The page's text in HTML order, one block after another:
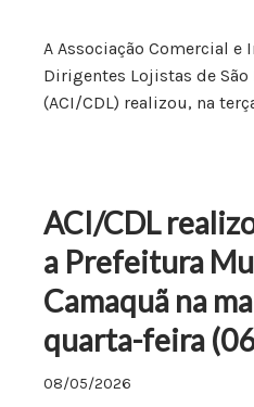
A Associação Comercial e
Dirigentes Lojistas de São
(ACI/CDL) realizou, na
ACI/CDL
a Prefeitura
Camaquã na
quarta-feira
08/05/2026